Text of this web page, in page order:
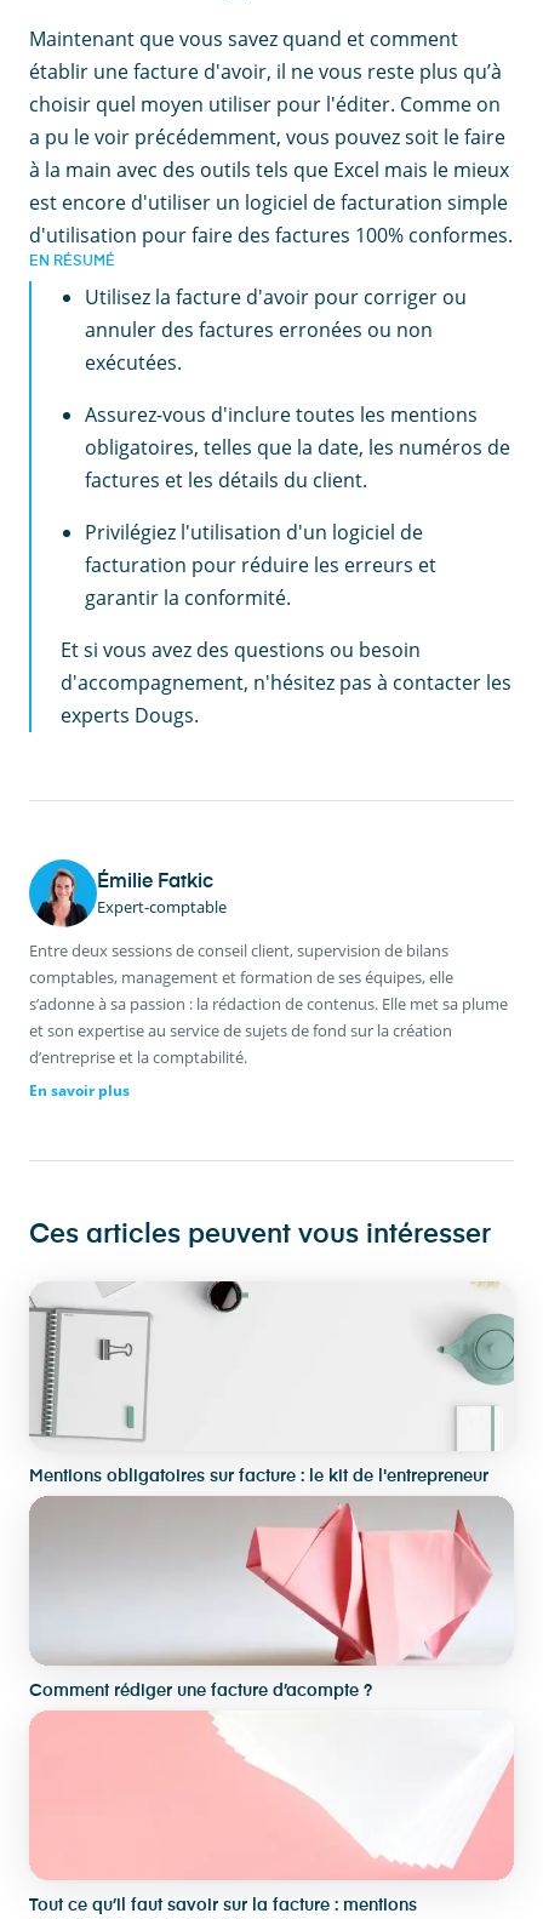
Maintenant que vous savez quand et comment
établir une facture d'avoir, il ne vous reste plus qu’à
choisir quel moyen utiliser pour l'éditer. Comme on
a pu le voir précédemment, vous pouvez soit le faire
à la main avec des outils tels que Excel mais le mieux
est encore d'utiliser un logiciel de facturation simple
d'utilisation pour faire des factures 100% conformes.
EN RÉSUMÉ
Utilisez la facture d'avoir pour corriger ou
annuler des factures erronées ou non
exécutées.
Assurez-vous d'inclure toutes les mentions
obligatoires, telles que la date, les numéros de
factures et les détails du client.
Privilégiez l'utilisation d'un logiciel de
facturation pour réduire les erreurs et
garantir la conformité.
Et si vous avez des questions ou besoin
d'accompagnement, n'hésitez pas à contacter les
experts Dougs.
Émilie Fatkic
Expert-comptable
Entre deux sessions de conseil client, supervision de bilans
comptables, management et formation de ses équipes, elle
s’adonne à sa passion : la rédaction de contenus. Elle met sa plume
et son expertise au service de sujets de fond sur la création
d’entreprise et la comptabilité.
En savoir plus
Ces articles peuvent vous intéresser
Mentions obligatoires sur facture : le kit de l'entrepreneur
Comment rédiger une facture d’acompte ?
Tout ce qu’il faut savoir sur la facture : mentions